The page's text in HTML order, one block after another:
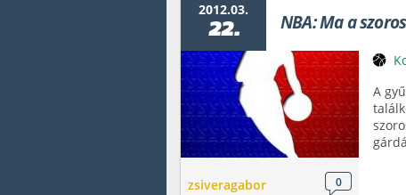
2012.03.
22. NBA: Ma a
zsiveragabor 0
A